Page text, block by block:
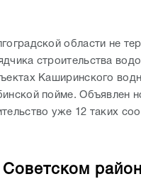
области не
строительства
Каширинского
пойме. Объявлен
уже 12 таких
Советском